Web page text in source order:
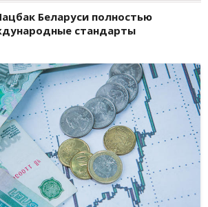
Беларуси полностью
стандарты